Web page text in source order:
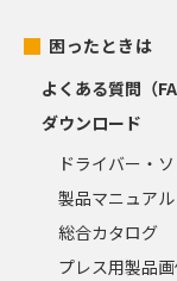
困ったときは
よくある質問（
ダウンロード
ドライバー・
製品マニュアル
総合カタログ
プレス用製品